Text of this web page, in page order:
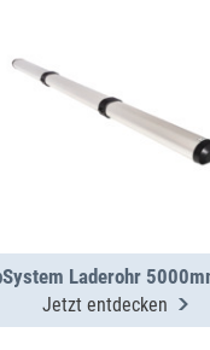
Jetzt entdecken